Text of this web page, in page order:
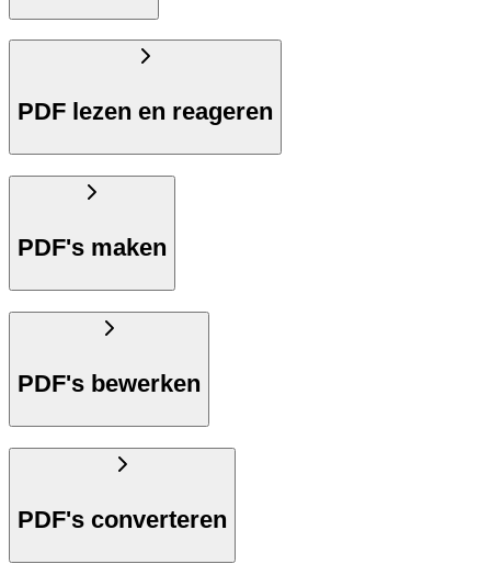
PDF lezen en reageren
PDF's maken
PDF's bewerken
PDF's converteren